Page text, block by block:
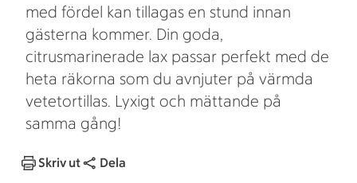
med fördel kan tillagas en stund innan
gästerna kommer. Din goda,
citrusmarinerade lax passar perfekt med de
heta räkorna som du avnjuter på värmda
vetetortillas. Lyxigt och mättande på
samma gång!
Skriv ut Dela